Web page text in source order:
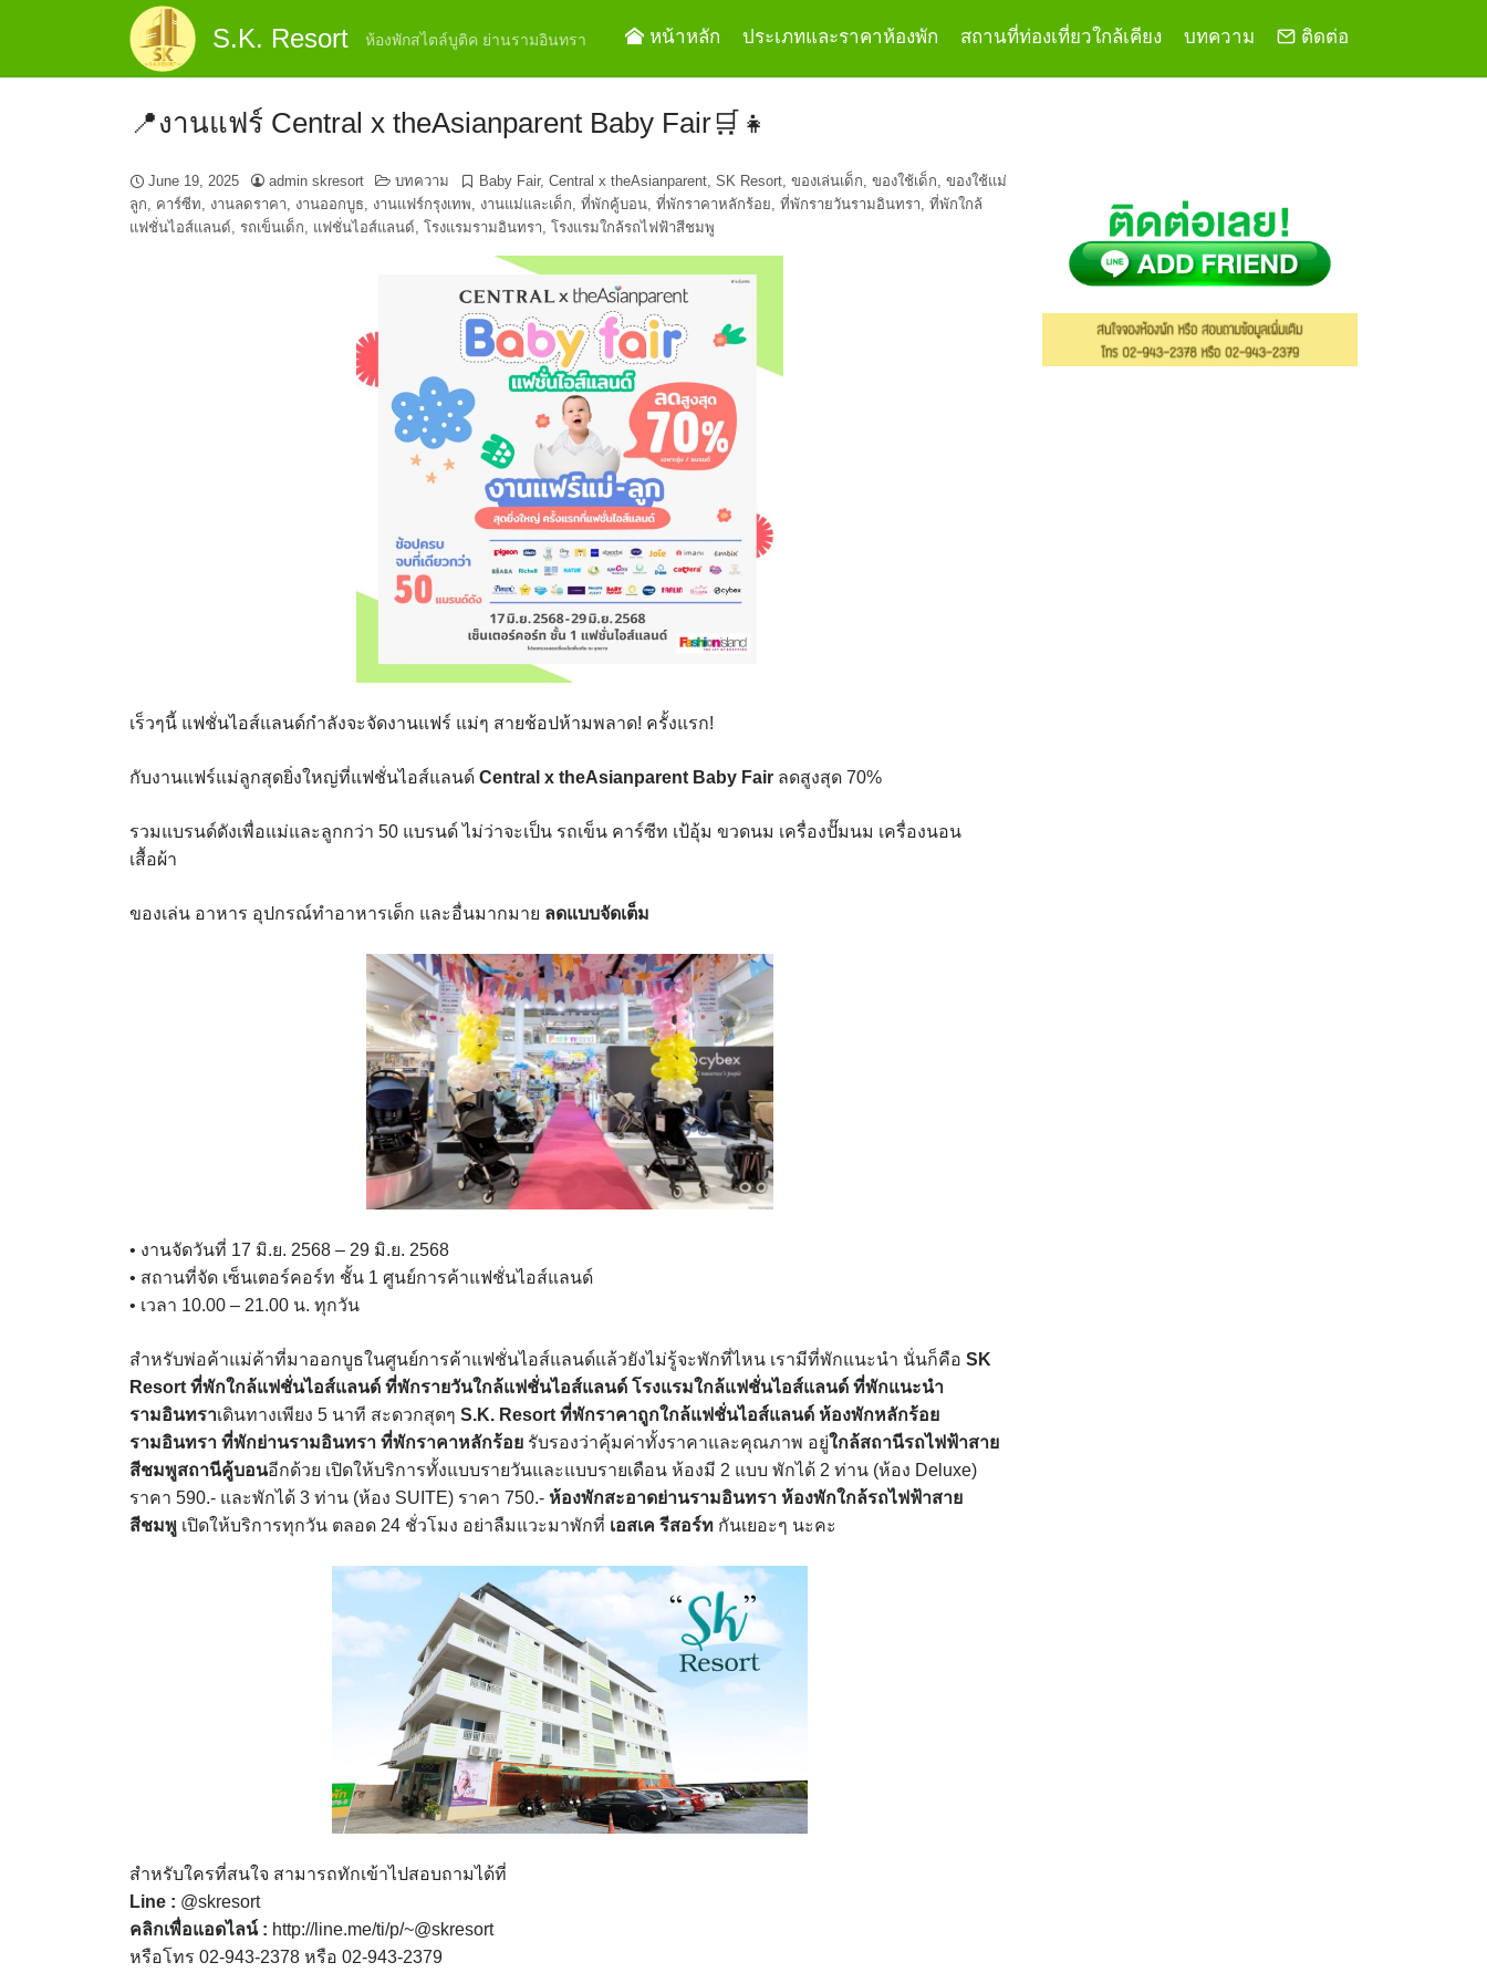
S.K. Resort ห้องพักสไตล์บูติค ย่านรามอินทรา หน้าหลัก ประเภทและราคาห้องพัก สถานที่ท่องเที่ยวใกล้เคียง บทความ ติดต่อ
📍งานแฟร์ Central x theAsianparent Baby Fair🛒👧
June 19, 2025 admin skresort บทความ Baby Fair, Central x theAsianparent, SK Resort, ของเล่นเด็ก, ของใช้เด็ก, ของใช้แม่
ลูก, คาร์ซีท, งานลดราคา, งานออกบูธ, งานแฟร์กรุงเทพ, งานแม่และเด็ก, ที่พักคู้บอน, ที่พักราคาหลักร้อย, ที่พักรายวันรามอินทรา, ที่พักใกล้
แฟชั่นไอส์แลนด์, รถเข็นเด็ก, แฟชั่นไอส์แลนด์, โรงแรมรามอินทรา, โรงแรมใกล้รถไฟฟ้าสีชมพู
เร็วๆนี้ แฟชั่นไอส์แลนด์กำลังจะจัดงานแฟร์ แม่ๆ สายช้อปห้ามพลาด! ครั้งแรก!
กับงานแฟร์แม่ลูกสุดยิ่งใหญ่ที่แฟชั่นไอส์แลนด์ Central x theAsianparent Baby Fair ลดสูงสุด 70%
รวมแบรนด์ดังเพื่อแม่และลูกกว่า 50 แบรนด์ ไม่ว่าจะเป็น รถเข็น คาร์ซีท เป้อุ้ม ขวดนม เครื่องปั๊มนม เครื่องนอน
เสื้อผ้า
ของเล่น อาหาร อุปกรณ์ทำอาหารเด็ก และอื่นมากมาย ลดแบบจัดเต็ม
• งานจัดวันที่ 17 มิ.ย. 2568 – 29 มิ.ย. 2568
• สถานที่จัด เซ็นเตอร์คอร์ท ชั้น 1 ศูนย์การค้าแฟชั่นไอส์แลนด์
• เวลา 10.00 – 21.00 น. ทุกวัน
สำหรับพ่อค้าแม่ค้าที่มาออกบูธในศูนย์การค้าแฟชั่นไอส์แลนด์แล้วยังไม่รู้จะพักที่ไหน เรามีที่พักแนะนำ นั่นก็คือ SK
Resort ที่พักใกล้แฟชั่นไอส์แลนด์ ที่พักรายวันใกล้แฟชั่นไอส์แลนด์ โรงแรมใกล้แฟชั่นไอส์แลนด์ ที่พักแนะนำ
รามอินทราเดินทางเพียง 5 นาที สะดวกสุดๆ S.K. Resort ที่พักราคาถูกใกล้แฟชั่นไอส์แลนด์ ห้องพักหลักร้อย
รามอินทรา ที่พักย่านรามอินทรา ที่พักราคาหลักร้อย รับรองว่าคุ้มค่าทั้งราคาและคุณภาพ อยู่ใกล้สถานีรถไฟฟ้าสาย
สีชมพูสถานีคู้บอนอีกด้วย เปิดให้บริการทั้งแบบรายวันและแบบรายเดือน ห้องมี 2 แบบ พักได้ 2 ท่าน (ห้อง Deluxe)
ราคา 590.- และพักได้ 3 ท่าน (ห้อง SUITE) ราคา 750.- ห้องพักสะอาดย่านรามอินทรา ห้องพักใกล้รถไฟฟ้าสาย
สีชมพู เปิดให้บริการทุกวัน ตลอด 24 ชั่วโมง อย่าลืมแวะมาพักที่ เอสเค รีสอร์ท กันเยอะๆ นะคะ
สำหรับใครที่สนใจ สามารถทักเข้าไปสอบถามได้ที่
Line : @skresort
คลิกเพื่อแอดไลน์ : http://line.me/ti/p/~@skresort
หรือโทร 02-943-2378 หรือ 02-943-2379